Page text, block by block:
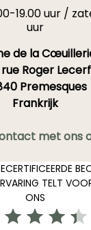
19.00 uur /
uur
de la
rue Roger Lecerf
Premesques
Frankrijk
met ons
TELT
ONS